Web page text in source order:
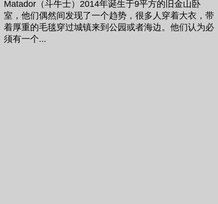
Matador（斗牛士）2014年诞生于9平方的旧金山卧
室，他们偶然间发现了一个趋势，很多人穿着大衣，带
着厚重的毛毯穿过城镇来到公园或者海边。他们认为必
须有一个...